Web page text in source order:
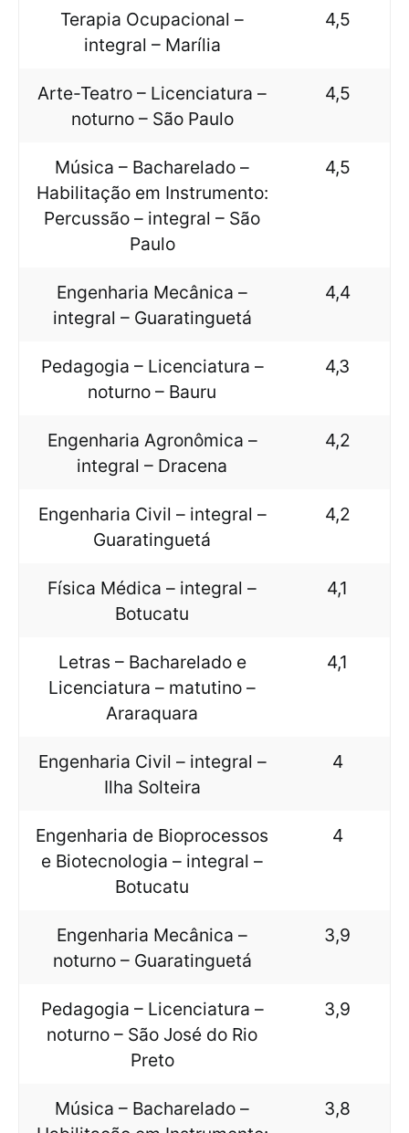
Terapia Ocupacional –
integral – Marília
4,5
Arte-Teatro – Licenciatura –
noturno – São Paulo
4,5
Música – Bacharelado –
Habilitação em Instrumento:
Percussão – integral – São
Paulo
4,5
Engenharia Mecânica –
integral – Guaratinguetá
4,4
Pedagogia – Licenciatura –
noturno – Bauru
4,3
Engenharia Agronômica –
integral – Dracena
4,2
Engenharia Civil – integral –
Guaratinguetá
4,2
Física Médica – integral –
Botucatu
4,1
Letras – Bacharelado e
Licenciatura – matutino –
Araraquara
4,1
Engenharia Civil – integral –
Ilha Solteira
4
Engenharia de Bioprocessos
e Biotecnologia – integral –
Botucatu
4
Engenharia Mecânica –
noturno – Guaratinguetá
3,9
Pedagogia – Licenciatura –
noturno – São José do Rio
Preto
3,9
Música – Bacharelado –
3,8